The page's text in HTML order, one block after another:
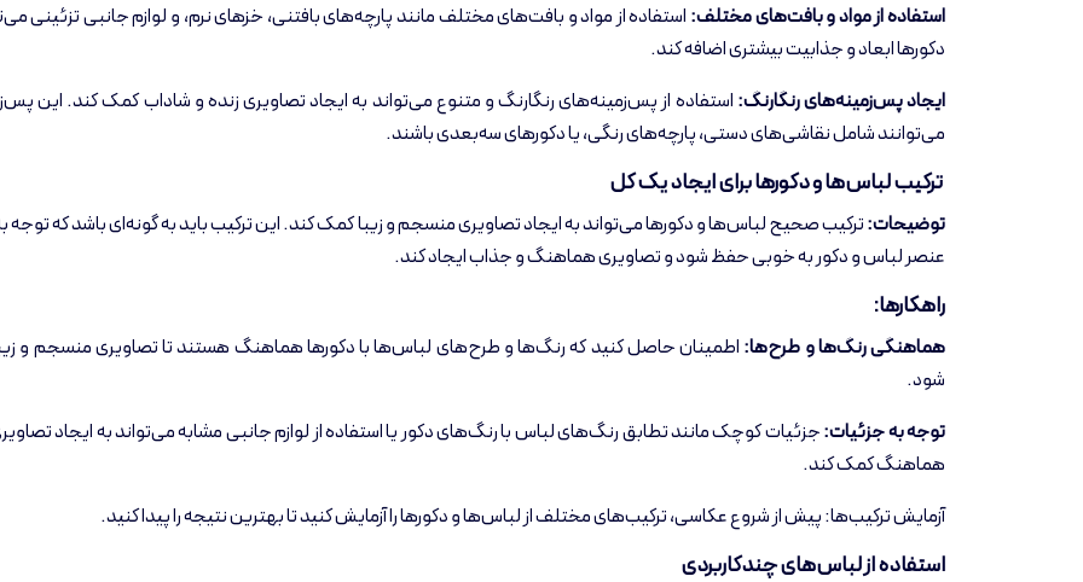
استفاده از مواد و بافت‌های مختلف: استفاده از مواد و بافت‌های مختلف مانند پارچه‌های بافتنی، خزهای نرم، و لوازم جانبی تزئینی
دکورها ابعاد و جذابیت بیشتری اضافه کند.
ایجاد پس‌زمینه‌های رنگارنگ: استفاده از پس‌زمینه‌های رنگارنگ و متنوع می‌تواند به ایجاد تصاویری زنده و شاداب کمک کند. این
می‌توانند شامل نقاشی‌های دستی، پارچه‌های رنگی، یا دکورهای سه‌بعدی باشند.
ترکیب لباس‌ها و دکورها برای ایجاد یک کل
توضیحات:ترکیب صحیح لباس‌ها و دکورها می‌تواند به ایجاد تصاویری منسجم و زیبا کمک کند. این ترکیب باید به گونه‌ای باشد که توجه
عنصر لباس و دکور به خوبی حفظ شود و تصاویری هماهنگ و جذاب ایجاد کند.
راهکارها:
هماهنگی رنگ‌ها و طرح‌ها: اطمینان حاصل کنید که رنگ‌ها و طرح‌های لباس‌ها با دکورها هماهنگ هستند تا تصاویری منسجم و
شود.
توجه به جزئیات:جزئیات کوچک مانند تطابق رنگ‌های لباس با رنگ‌های دکور یا استفاده از لوازم جانبی مشابه می‌تواند به ایجاد
هماهنگ کمک کند.
آزمایش ترکیب‌ها: پیش از شروع عکاسی، ترکیب‌های مختلف از لباس‌ها و دکورها را آزمایش کنید تا بهترین نتیجه را پیدا کنید.
استفاده از لباس‌های چند‌کاربردی